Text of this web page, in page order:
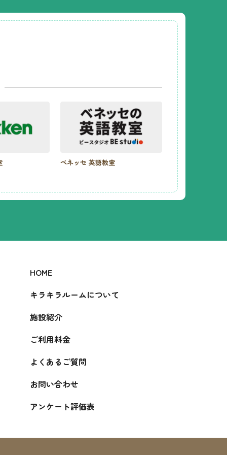
ベネッセ 英語教室
HOME
キラキラルームについて
施設紹介
ご利用料金
よくあるご質問
お問い合わせ
アンケート評価表